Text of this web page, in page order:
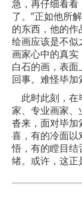
急，再仔细看看
了。”正如他所
的东西，他的作
绘画应该是不似
画家心中的真实
白石的画，表
回事。难怪毕加
此时此刻，在
家、专业画家、
沓来，面对毕加
喜，有的冷面以
悟，有的瞠目
绪。或许，这正